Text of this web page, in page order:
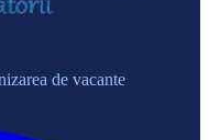
de vacante